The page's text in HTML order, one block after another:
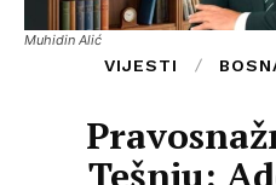
Muhidin Alić
VIJESTI
Tešnju: